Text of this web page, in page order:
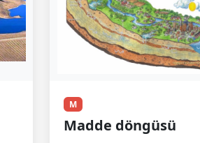
M
Madde döngüsü